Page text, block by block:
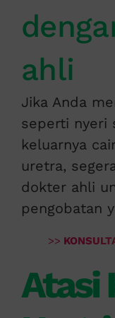
ahli
Jika Anda
seperti nyeri
keluarnya
uretra,
dokter ahli
pengobatan
>>
Atasi